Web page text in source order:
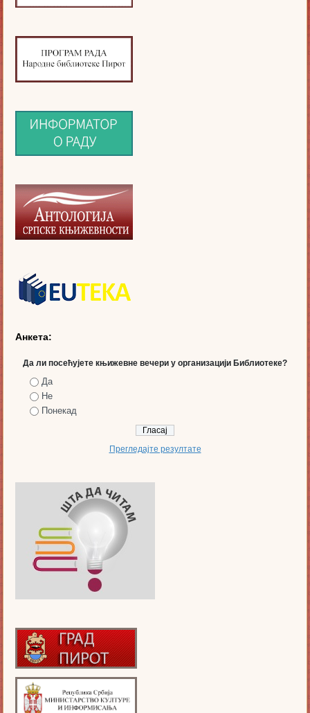
Анкета:
Да ли посећујете књижевне вечери у организацији Библиотеке?
Да
Не
Понекад
Прегледајте резултате